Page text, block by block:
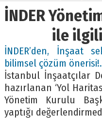
İNDER
ile
İNDER’den, İnşaat
bilimsel çözüm
İstanbul İnşaatçılar
hazırlanan ‘Yol
Yönetim Kurulu
yaptığı